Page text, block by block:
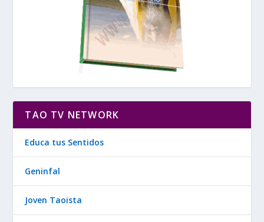
TAO TV NETWORK
Educa tus Sentidos
Geninfal
Joven Taoista